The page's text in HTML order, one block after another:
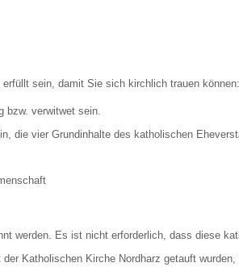
sein, damit Sie sich kirchlich trauen können:
bzw. verwitwet sein.
die vier Grundinhalte des katholischen
werden. Es ist nicht erforderlich, dass diese
Katholischen Kirche Nordharz getauft wurden,